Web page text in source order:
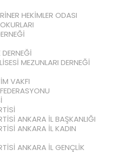
HEKİMLER ODASI
MEZUNLARI DERNEĞİ
VAKFI
ANKARA İL BAŞKANLIĞI
ANKARA İL KADIN
ANKARA İL GENÇLİK